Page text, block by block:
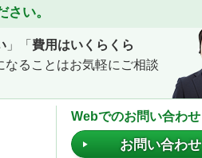
い。
」「 費用はいくらくら
なることはお気軽にご相談
Webでのお問い合わせ
お問い合わせ